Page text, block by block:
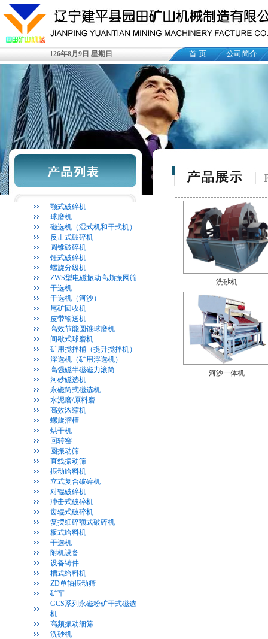
126年8月9日 星期日 首 页 公司简介
颚式破碎机
球磨机
磁选机（湿式机和干式机）
反击式破碎机
圆锥破碎机
锤式破碎机
螺旋分级机
ZWS型电磁振动高频振网筛
干选机
干选机（河沙）
尾矿回收机
皮带输送机
高效节能圆锥球磨机
间歇式球磨机
矿用搅拌桶（提升搅拌机）
浮选机（矿用浮选机）
高强磁半磁磁力滚筒
河砂磁选机
永磁筒式磁选机
水泥磨/原料磨
高效浓缩机
螺旋溜槽
烘干机
回转窑
圆振动筛
直线振动筛
振动给料机
立式复合破碎机
对辊破碎机
冲击式破碎机
齿辊式破碎机
复摆细碎颚式破碎机
板式给料机
干选机
附机设备
设备铸件
槽式给料机
ZD单轴振动筛
矿车
GCS系列永磁粉矿干式磁选
机
高频振动细筛
洗砂机
洗砂机
河沙一体机